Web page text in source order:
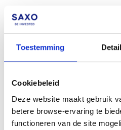
Toestemming
Cookiebeleid
Deze website maakt gebruik
betere browse-ervaring te
functioneren van de site